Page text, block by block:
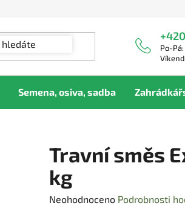
Po-
Semena, osiva, sadba
Travní směs
kg
Průměrné
Neohodnoceno Podrobnosti